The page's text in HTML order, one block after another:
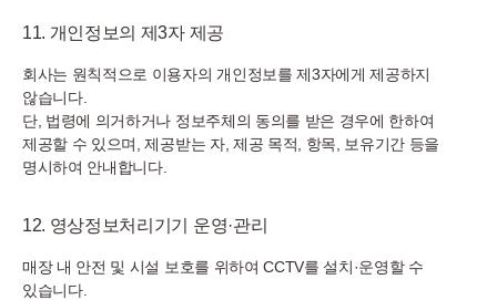
11. 개인정보의 제3자 제공
회사는 원칙적으로 이용자의 개인정보를 제3자에게 제공하지
않습니다.
단, 법령에 의거하거나 정보주체의 동의를 받은 경우에 한하여
제공할 수 있으며, 제공받는 자, 제공 목적, 항목, 보유기간 등을
명시하여 안내합니다.
12. 영상정보처리기기 운영·관리
매장 내 안전 및 시설 보호를 위하여 CCTV를 설치·운영할 수
있습니다.